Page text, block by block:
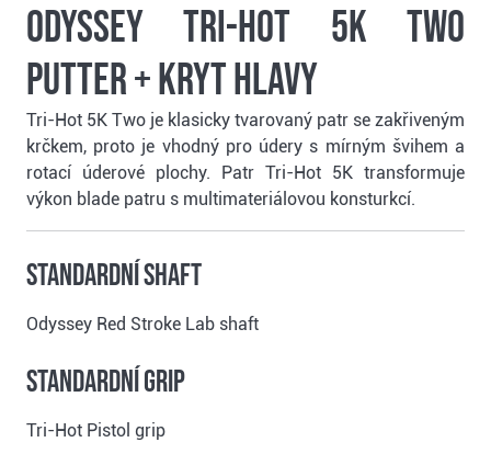
Odyssey Tri-Hot 5K Two
putter + kryt hlavy
Tri-Hot 5K Two je klasicky tvarovaný patr se zakřiveným
krčkem, proto je vhodný pro údery s mírným švihem a
rotací úderové plochy. Patr Tri-Hot 5K transformuje
výkon blade patru s multimateriálovou konsturkcí.
Standardní shaft
Odyssey Red Stroke Lab shaft
Standardní grip
Tri-Hot Pistol grip